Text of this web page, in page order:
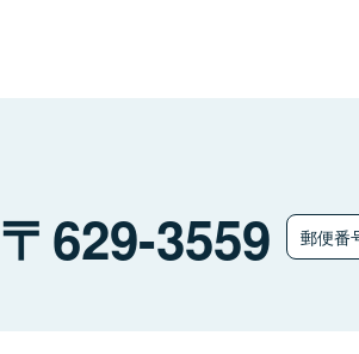
629-3559 郵便番